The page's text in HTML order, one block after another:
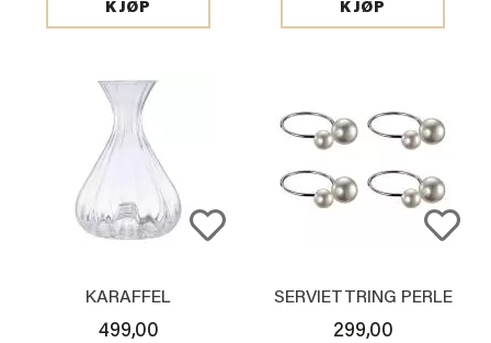
KJØP KJØP
KARAFFEL
499,00
SERVIETTRING PERLE
299,00